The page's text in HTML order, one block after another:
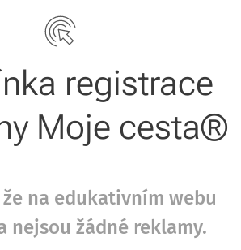
registrace
Moje cesta®
na edukativním webu
nejsou žádné reklamy.